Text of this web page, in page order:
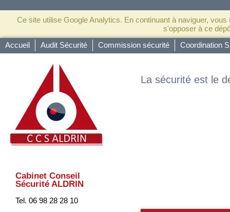
Ce site utilise Google Analytics. En continuant à naviguer,
s'opposer à ce
Accueil
Audit Sécurité Commission sécurité Coordination
Cabinet Conseil
Sécurité ALDRIN
Tel. 06 98 28 28 10
La sécurité est le